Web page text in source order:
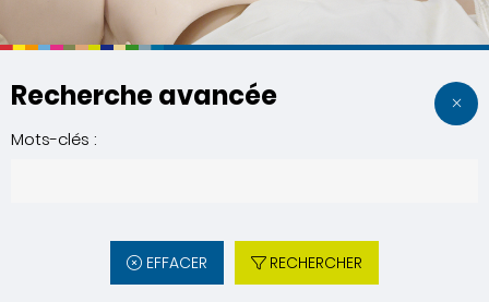
Recherche avancée
Mots-clés :
EFFACER RECHERCHER